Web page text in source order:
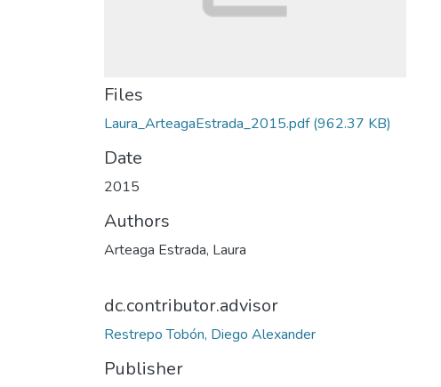
Files
Laura_ArteagaEstrada_2015.pdf(962.37 KB)
Date
2015
Authors
Arteaga Estrada, Laura
dc.contributor.advisor
Restrepo Tobón, Diego Alexander
Publisher